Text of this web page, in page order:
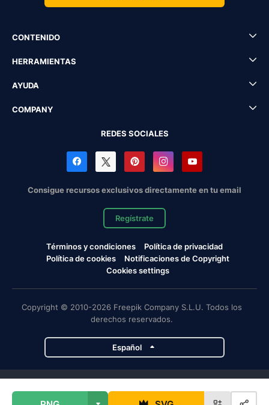
CONTENIDO
HERRAMIENTAS
AYUDA
COMPANY
REDES SOCIALES
Consigue recursos exclusivos directamente en tu email
Regístrate
Términos y condiciones
Política de privacidad
Política de cookies
Notificaciones de Copyright
Cookies settings
Copyright © 2010-2026 Freepik Company S.L.U. Todos los
derechos reservados.
Español